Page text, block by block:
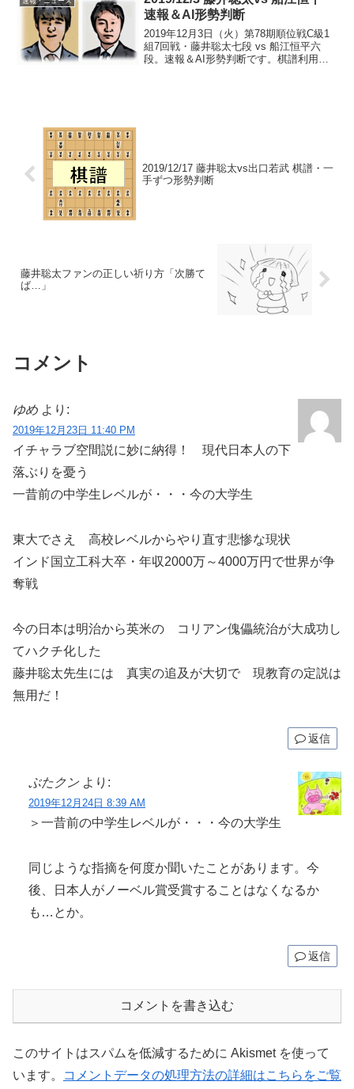
速報＆AI形勢判断
2019年12月3日（火）第78期順位戦C級1
組7回戦・藤井聡太七段 vs 船江恒平六
段。速報＆AI形勢判断です。棋譜利用に
2019/12/17 藤井聡太vs出口若武 棋譜・一
手ずつ形勢判断
藤井聡太ファンの正しい祈り方「次勝て
ば…」
コメント
ゆめ より:
2019年12月23日 11:40 PM
イチャラブ空間説に妙に納得！ 現代日本人の下
落ぶりを憂う
一昔前の中学生レベルが・・・今の大学生
東大でさえ 高校レベルからやり直す悲惨な現状
インド国立工科大卒・年収2000万～4000万円で世界が争
奪戦
今の日本は明治から英米の コリアン傀儡統治が大成功し
てハクチ化した
藤井聡太先生には 真実の追及が大切で 現教育の定説は
無用だ！
返信
ぶたクン より:
2019年12月24日 8:39 AM
＞一昔前の中学生レベルが・・・今の大学生
同じような指摘を何度か聞いたことがあります。今
後、日本人がノーベル賞受賞することはなくなるか
も…とか。
返信
コメントを書き込む
このサイトはスパムを低減するために Akismet を使って
います。
コメントデータの処理方法の詳細はこちらをご覧